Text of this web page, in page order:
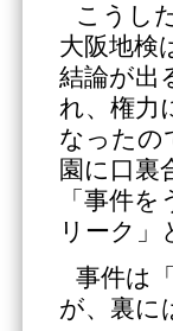
こうし
大阪地検
結論が出
れ、権力
なったの
園に口裏
「事件
リーク」
事件は
が、裏に